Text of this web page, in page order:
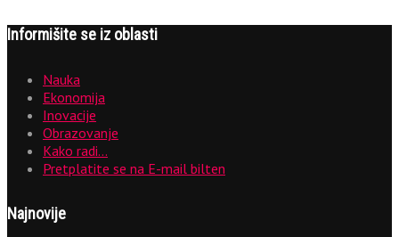
Informišite se iz oblasti
Nauka
Ekonomija
Inovacije
Obrazovanje
Kako radi…
Pretplatite se na E-mail bilten
Najnovije